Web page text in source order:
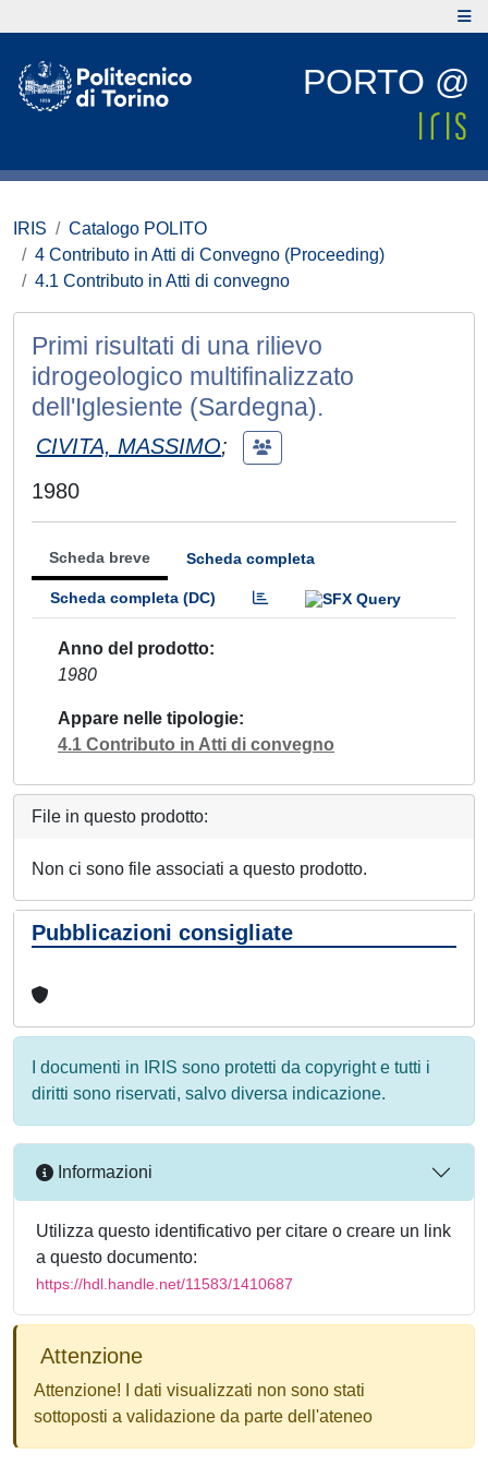
PORTO @
IRIS
Catalogo POLITO
4 Contributo in Atti di Convegno (Proceeding)
4.1 Contributo in Atti di convegno
Primi risultati di una rilievo
idrogeologico multifinalizzato
dell'Iglesiente (Sardegna).
CIVITA, MASSIMO;
1980
Scheda breve Scheda completa
Scheda completa (DC)
Anno del prodotto
1980
Appare nelle tipologie
4.1 Contributo in Atti di convegno
File in questo prodotto:
Non ci sono file associati a questo prodotto.
Pubblicazioni consigliate
I documenti in IRIS sono protetti da copyright e tutti i
diritti sono riservati, salvo diversa indicazione.
Informazioni
Utilizza questo identificativo per citare o creare un link
a questo documento:
https://hdl.handle.net/11583/1410687
Attenzione
Attenzione! I dati visualizzati non sono stati
sottoposti a validazione da parte dell'ateneo